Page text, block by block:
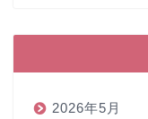
2026年5月